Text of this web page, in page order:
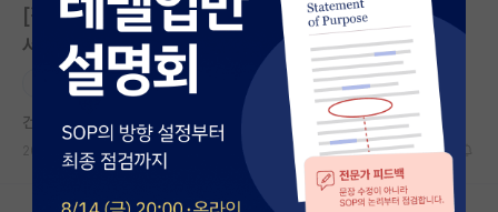
연구실&오픈랩
커뮤니티
커뮤니티 홈
전체글보기
[진로 고민] 석사 3학기, 논문 마무리와 취업 준비 사이에
서 고민입니다.
건강한 레온하르트 오일러
2026.06.29 3 497